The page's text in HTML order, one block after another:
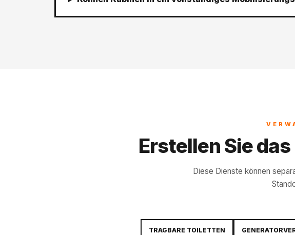
Erstellen Sie
Diese Dienste können
TRAGBARE TOILETTEN